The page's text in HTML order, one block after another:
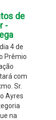
de
-
4 de
Prêmio
com
Sr.
Ayres
na